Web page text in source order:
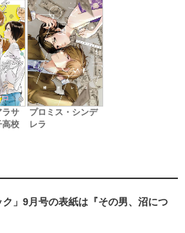
ラサ
高校
プロミス・シンデ
レラ
ク」9月号の表紙は『その男、沼につ